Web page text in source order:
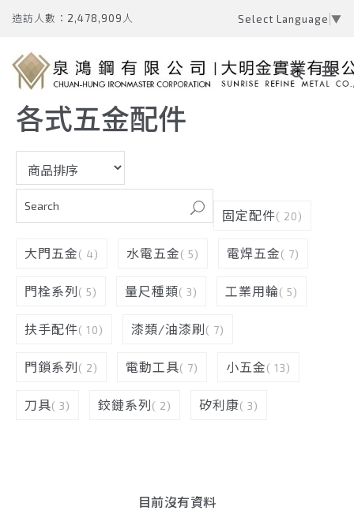
造訪人數：2,478,909人 Select Language ▼
各式五金配件
固定配件( 20)
大門五金( 4) 水電五金( 5) 電焊五金( 7)
門栓系列 ( 5) 量尺種類( 3) 工業用輪( 5)
扶手配件( 10) 漆類/油漆刷 ( 7)
門鎖系列 ( 2) 電動工具( 7) 小五金( 13)
刀具( 3) 鉸鏈系列 ( 2) 矽利康( 3)
目前沒有資料